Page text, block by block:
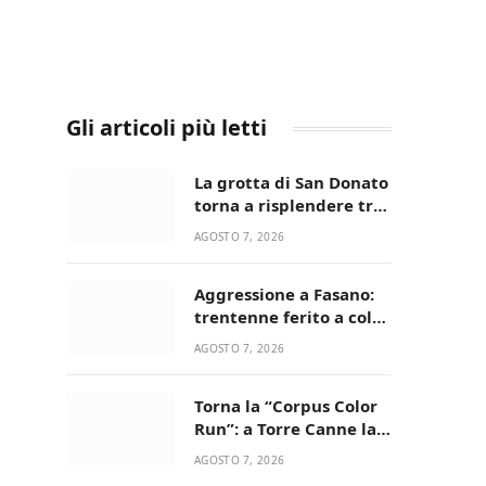
Gli articoli più letti
La grotta di San Donato
torna a risplendere tra
fede, natura e
AGOSTO 7, 2026
Aggressione a Fasano:
trentenne ferito a colpi
di pistola in casa
AGOSTO 7, 2026
Torna la “Corpus Color
Run”: a Torre Canne la
corsa più allegra e
AGOSTO 7, 2026